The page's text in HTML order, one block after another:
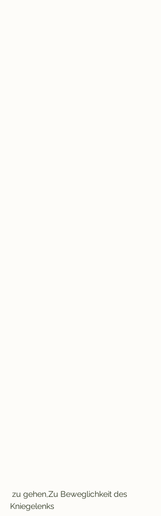
Kniegelenks